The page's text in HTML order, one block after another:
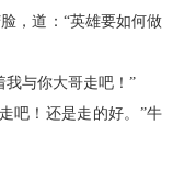
，道：“英雄要如何做
与你大哥走吧！”
！还是走的好。”牛